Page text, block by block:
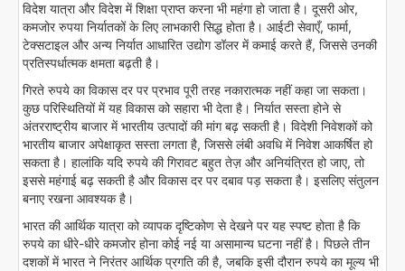
विदेश यात्रा और विदेश में शिक्षा प्राप्त करना भी महंगा हो जाता है। दूसरी ओर,
कमजोर रुपया निर्यातकों के लिए लाभकारी सिद्ध होता है। आईटी सेवाएँ, फार्मा,
टेक्सटाइल और अन्य निर्यात आधारित उद्योग डॉलर में कमाई करते हैं, जिससे उनकी
प्रतिस्पर्धात्मक क्षमता बढ़ती है।
गिरते रुपये का विकास दर पर प्रभाव पूरी तरह नकारात्मक नहीं कहा जा सकता।
कुछ परिस्थितियों में यह विकास को सहारा भी देता है। निर्यात सस्ता होने से
अंतरराष्ट्रीय बाजार में भारतीय उत्पादों की मांग बढ़ सकती है। विदेशी निवेशकों को
भारतीय बाजार अपेक्षाकृत सस्ता लगता है, जिससे लंबी अवधि में निवेश आकर्षित हो
सकता है। हालांकि यदि रुपये की गिरावट बहुत तेज़ और अनियंत्रित हो जाए, तो
इससे महंगाई बढ़ सकती है और विकास दर पर दबाव पड़ सकता है। इसलिए संतुलन
बनाए रखना आवश्यक है।
भारत की आर्थिक यात्रा को व्यापक दृष्टिकोण से देखने पर यह स्पष्ट होता है कि
रुपये का धीरे-धीरे कमजोर होना कोई नई या असामान्य घटना नहीं है। पिछले तीन
दशकों में भारत ने निरंतर आर्थिक प्रगति की है, जबकि इसी दौरान रुपये का मूल्य भी